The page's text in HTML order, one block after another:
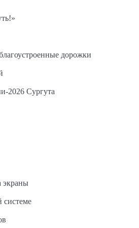
дорожки
2026 Сургута
экраны
системе